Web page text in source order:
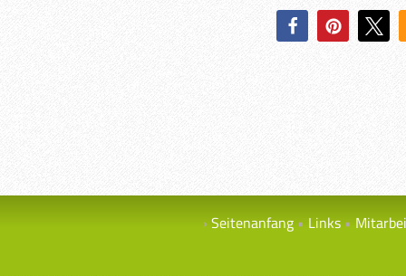
Seitenanfang Links